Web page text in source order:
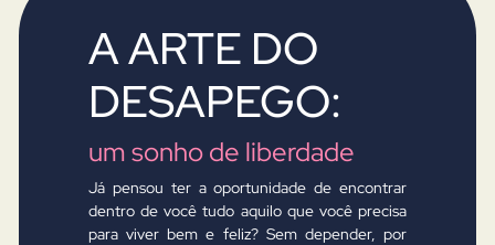
A ARTE DO
DESAPEGO:
um sonho de liberdade
Já pensou ter a oportunidade de encontrar
dentro de você tudo aquilo que você precisa
para viver bem e feliz? Sem depender, por